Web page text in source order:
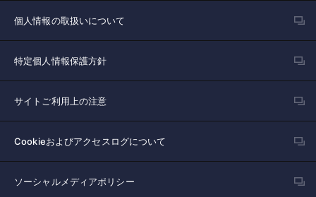
個人情報の取扱いについて
特定個人情報保護方針
サイトご利用上の注意
Cookieおよびアクセスログについて
ソーシャルメディアポリシー